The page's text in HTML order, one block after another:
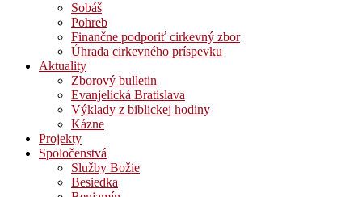
Sobáš
Pohreb
Finančne podporiť cirkevný zbor
Úhrada cirkevného príspevku
Aktuality
Zborový bulletin
Evanjelická Bratislava
Výklady z biblickej hodiny
Kázne
Projekty
Spoločenstvá
Služby Božie
Besiedka